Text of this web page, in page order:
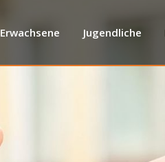
Erwachsene Jugendliche